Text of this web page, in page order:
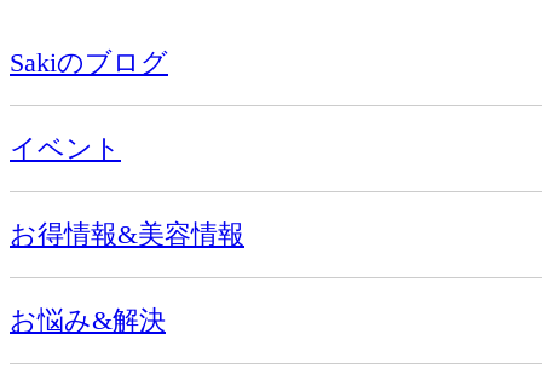
Sakiのブログ
イベント
お得情報&美容情報
お悩み&解決